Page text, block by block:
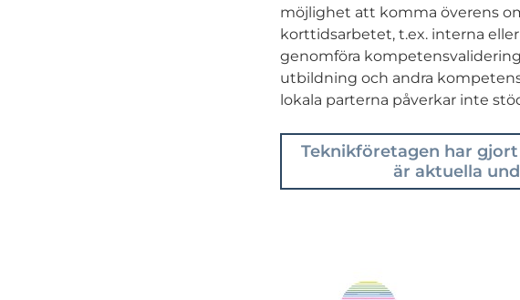
möjlighet att komma överens
korttidsarbetet, t.ex. interna
genomföra
utbildning och andra
lokala parterna påverkar inte
Teknikföretagen har
är aktuella